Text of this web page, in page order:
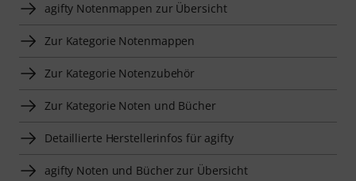
agifty Notenmappen zur Übersicht
Zur Kategorie Notenmappen
Zur Kategorie Notenzubehör
Zur Kategorie Noten und Bücher
Detaillierte Herstellerinfos für agifty
agifty Noten und Bücher zur Übersicht